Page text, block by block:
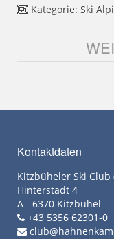
Kategorie: Ski
Kontaktdaten
Kitzbüheler Ski Club
Hinterstadt 4
A - 6370 Kitzbühel
+43 5356 62301-0